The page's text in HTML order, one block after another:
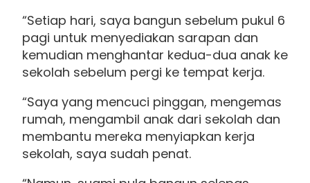
“Setiap hari, saya bangun sebelum pukul 6
pagi untuk menyediakan sarapan dan
kemudian menghantar kedua-dua anak ke
sekolah sebelum pergi ke tempat kerja.
“Saya yang mencuci pinggan, mengemas
rumah, mengambil anak dari sekolah dan
membantu mereka menyiapkan kerja
sekolah, saya sudah penat.